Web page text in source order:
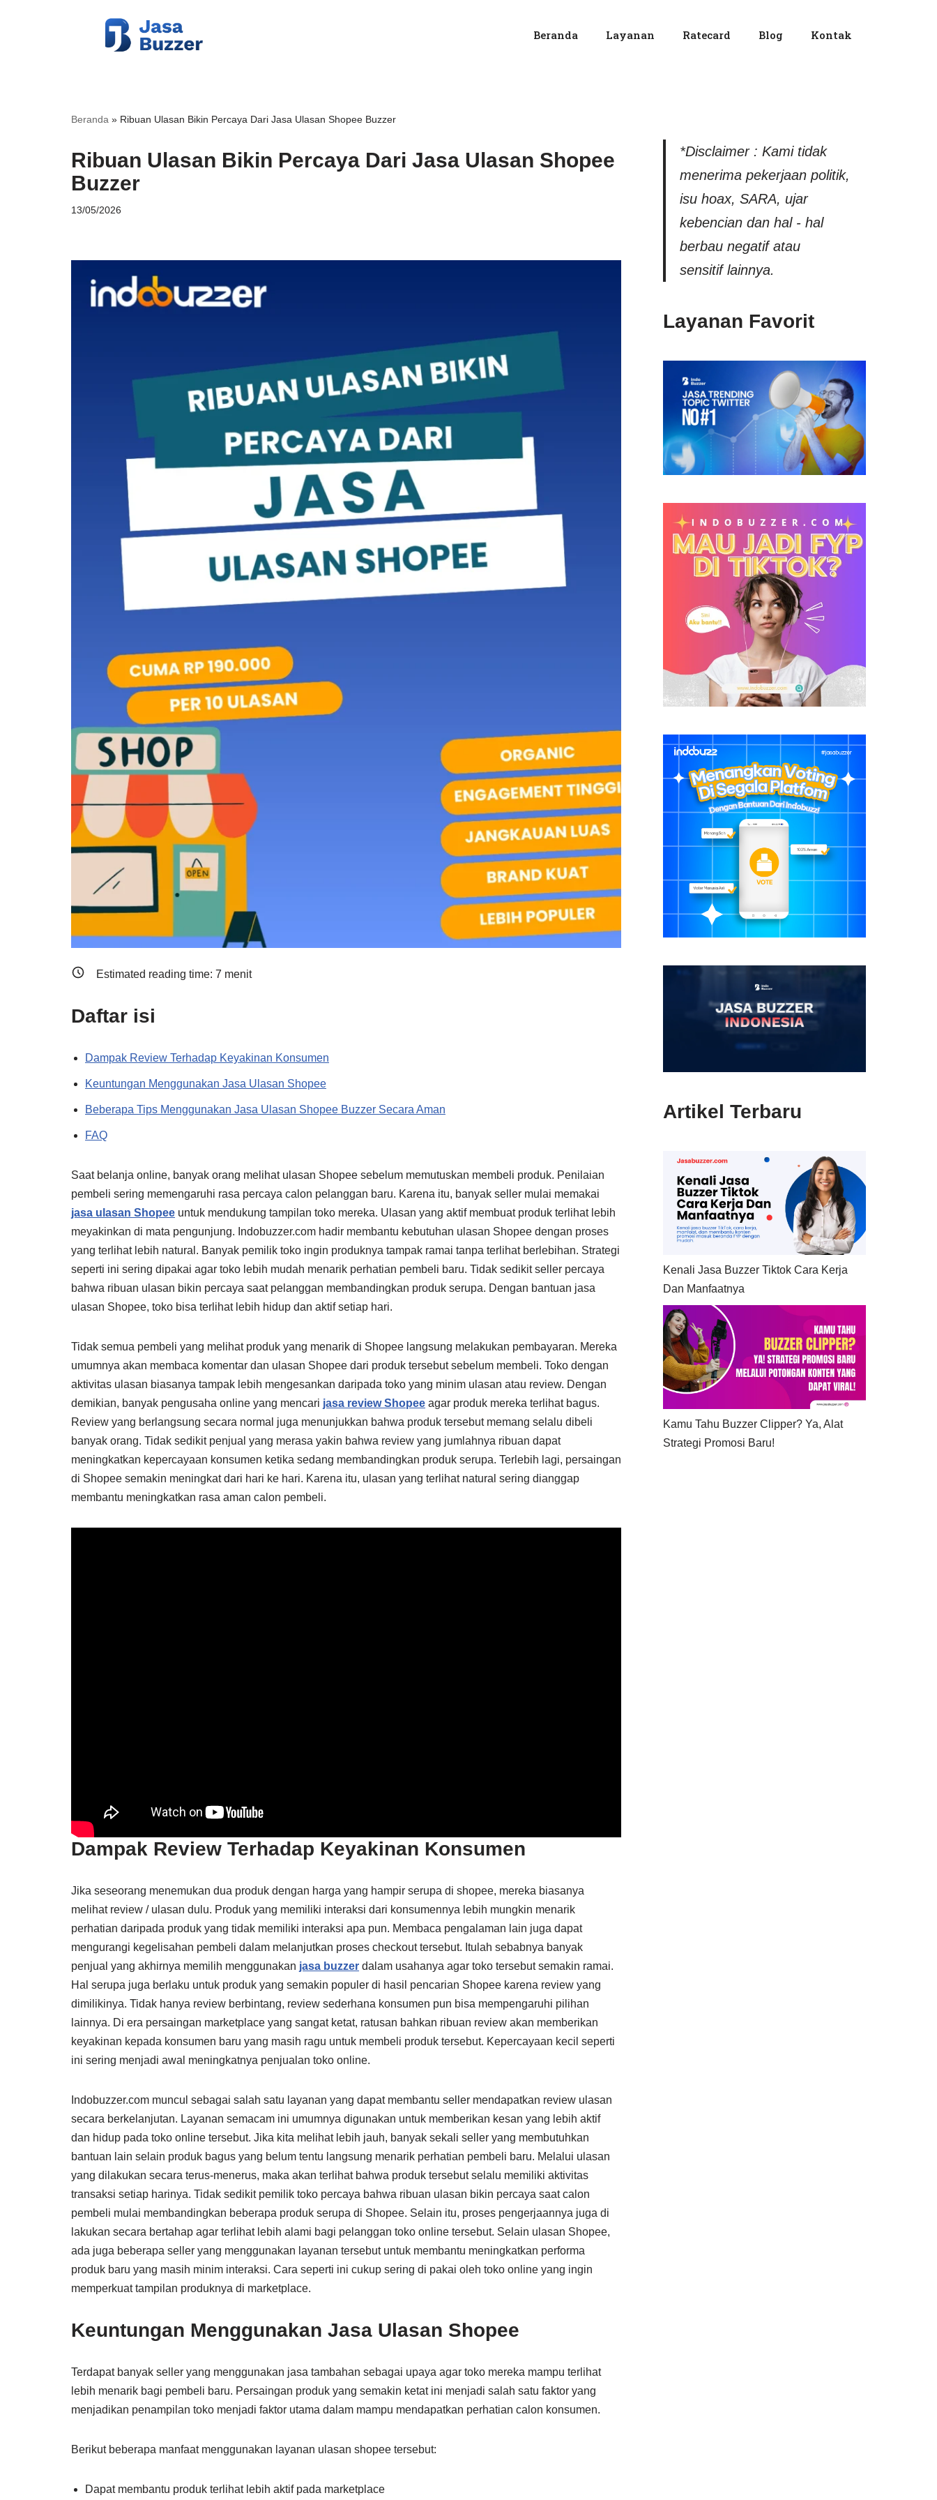
Beranda Layanan Ratecard Blog Kontak
Beranda » Ribuan Ulasan Bikin Percaya Dari Jasa Ulasan Shopee Buzzer
Ribuan Ulasan Bikin Percaya Dari Jasa Ulasan Shopee
Buzzer
13/05/2026
Estimated reading time: 7 menit
Daftar isi
Dampak Review Terhadap Keyakinan Konsumen
Keuntungan Menggunakan Jasa Ulasan Shopee
Beberapa Tips Menggunakan Jasa Ulasan Shopee Buzzer Secara Aman
FAQ
Saat belanja online, banyak orang melihat ulasan Shopee sebelum memutuskan membeli produk. Penilaian
pembeli sering memengaruhi rasa percaya calon pelanggan baru. Karena itu, banyak seller mulai memakai
jasa ulasan Shopee untuk mendukung tampilan toko mereka. Ulasan yang aktif membuat produk terlihat lebih
meyakinkan di mata pengunjung. Indobuzzer.com hadir membantu kebutuhan ulasan Shopee dengan proses
yang terlihat lebih natural. Banyak pemilik toko ingin produknya tampak ramai tanpa terlihat berlebihan. Strategi
seperti ini sering dipakai agar toko lebih mudah menarik perhatian pembeli baru. Tidak sedikit seller percaya
bahwa ribuan ulasan bikin percaya saat pelanggan membandingkan produk serupa. Dengan bantuan jasa
ulasan Shopee, toko bisa terlihat lebih hidup dan aktif setiap hari.
Tidak semua pembeli yang melihat produk yang menarik di Shopee langsung melakukan pembayaran. Mereka
umumnya akan membaca komentar dan ulasan Shopee dari produk tersebut sebelum membeli. Toko dengan
aktivitas ulasan biasanya tampak lebih mengesankan daripada toko yang minim ulasan atau review. Dengan
demikian, banyak pengusaha online yang mencari jasa review Shopee agar produk mereka terlihat bagus.
Review yang berlangsung secara normal juga menunjukkan bahwa produk tersebut memang selalu dibeli
banyak orang. Tidak sedikit penjual yang merasa yakin bahwa review yang jumlahnya ribuan dapat
meningkatkan kepercayaan konsumen ketika sedang membandingkan produk serupa. Terlebih lagi, persaingan
di Shopee semakin meningkat dari hari ke hari. Karena itu, ulasan yang terlihat natural sering dianggap
membantu meningkatkan rasa aman calon pembeli.
Dampak Review Terhadap Keyakinan Konsumen
Jika seseorang menemukan dua produk dengan harga yang hampir serupa di shopee, mereka biasanya
melihat review / ulasan dulu. Produk yang memiliki interaksi dari konsumennya lebih mungkin menarik
perhatian daripada produk yang tidak memiliki interaksi apa pun. Membaca pengalaman lain juga dapat
mengurangi kegelisahan pembeli dalam melanjutkan proses checkout tersebut. Itulah sebabnya banyak
penjual yang akhirnya memilih menggunakan jasa buzzer dalam usahanya agar toko tersebut semakin ramai.
Hal serupa juga berlaku untuk produk yang semakin populer di hasil pencarian Shopee karena review yang
dimilikinya. Tidak hanya review berbintang, review sederhana konsumen pun bisa mempengaruhi pilihan
lainnya. Di era persaingan marketplace yang sangat ketat, ratusan bahkan ribuan review akan memberikan
keyakinan kepada konsumen baru yang masih ragu untuk membeli produk tersebut. Kepercayaan kecil seperti
ini sering menjadi awal meningkatnya penjualan toko online.
Indobuzzer.com muncul sebagai salah satu layanan yang dapat membantu seller mendapatkan review ulasan
secara berkelanjutan. Layanan semacam ini umumnya digunakan untuk memberikan kesan yang lebih aktif
dan hidup pada toko online tersebut. Jika kita melihat lebih jauh, banyak sekali seller yang membutuhkan
bantuan lain selain produk bagus yang belum tentu langsung menarik perhatian pembeli baru. Melalui ulasan
yang dilakukan secara terus-menerus, maka akan terlihat bahwa produk tersebut selalu memiliki aktivitas
transaksi setiap harinya. Tidak sedikit pemilik toko percaya bahwa ribuan ulasan bikin percaya saat calon
pembeli mulai membandingkan beberapa produk serupa di Shopee. Selain itu, proses pengerjaannya juga di
lakukan secara bertahap agar terlihat lebih alami bagi pelanggan toko online tersebut. Selain ulasan Shopee,
ada juga beberapa seller yang menggunakan layanan tersebut untuk membantu meningkatkan performa
produk baru yang masih minim interaksi. Cara seperti ini cukup sering di pakai oleh toko online yang ingin
memperkuat tampilan produknya di marketplace.
Keuntungan Menggunakan Jasa Ulasan Shopee
Terdapat banyak seller yang menggunakan jasa tambahan sebagai upaya agar toko mereka mampu terlihat
lebih menarik bagi pembeli baru. Persaingan produk yang semakin ketat ini menjadi salah satu faktor yang
menjadikan penampilan toko menjadi faktor utama dalam mampu mendapatkan perhatian calon konsumen.
Berikut beberapa manfaat menggunakan layanan ulasan shopee tersebut:
Dapat membantu produk terlihat lebih aktif pada marketplace
*Disclaimer : Kami tidak
menerima pekerjaan politik,
isu hoax, SARA, ujar
kebencian dan hal - hal
berbau negatif atau
sensitif lainnya.
Layanan Favorit
Artikel Terbaru
Kenali Jasa Buzzer Tiktok Cara Kerja
Dan Manfaatnya
Kamu Tahu Buzzer Clipper? Ya, Alat
Strategi Promosi Baru!